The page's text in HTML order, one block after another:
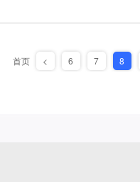
首页 < 6 7 8